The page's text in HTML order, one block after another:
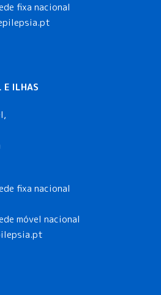
fixa nacional
E ILHAS
fixa nacional
móvel nacional